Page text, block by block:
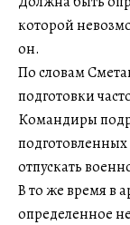
которой
он.
По словам
подготовки
Командиры
подготовленных
отпускать
В то же время в
определенное